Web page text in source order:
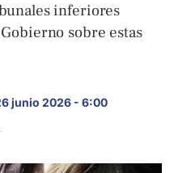
inferiores
sobre estas
junio 2026 - 6:00